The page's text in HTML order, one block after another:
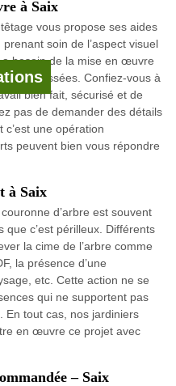
à Saix
vous propose ses aides
soin de l’aspect visuel
a besoin de la mise en œuvre
poussées. Confiez-vous à
bien fait, sécurisé et de
pas de demander des détails
une opération
peuvent bien vous répondre
à Saix
d’arbre est souvent
c’est périlleux. Différents
la cime de l’arbre comme
la présence d’une
etc. Cette action ne se
qui ne supportent pas
tout cas, nos jardiniers
en œuvre ce projet avec
– Saix